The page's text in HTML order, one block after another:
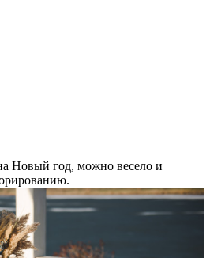
Новый год, можно весело и